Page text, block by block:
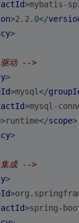
>mybatis-
>2.2.0</
>
驱动 -->
>
>mysql</
>mysql-
>runtime</scope>
>
成 -->
>
>
>spring-